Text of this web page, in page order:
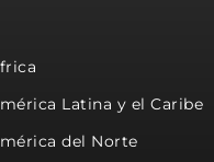
Latina y el Caribe
del Norte